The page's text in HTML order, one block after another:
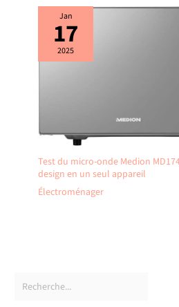
Jan
17
2025
Test du micro-onde Medion
design en un seul appareil
Électroménager